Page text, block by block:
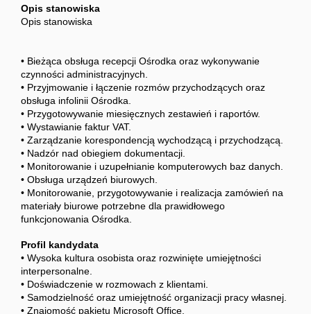
Opis stanowiska
Opis stanowiska
• Bieżąca obsługa recepcji Ośrodka oraz wykonywanie
czynności administracyjnych.
• Przyjmowanie i łączenie rozmów przychodzących oraz
obsługa infolinii Ośrodka.
• Przygotowywanie miesięcznych zestawień i raportów.
• Wystawianie faktur VAT.
• Zarządzanie korespondencją wychodzącą i przychodzącą.
• Nadzór nad obiegiem dokumentacji.
• Monitorowanie i uzupełnianie komputerowych baz danych.
• Obsługa urządzeń biurowych.
• Monitorowanie, przygotowywanie i realizacja zamówień na
materiały biurowe potrzebne dla prawidłowego
funkcjonowania Ośrodka.
Profil kandydata
• Wysoka kultura osobista oraz rozwinięte umiejętności
interpersonalne.
• Doświadczenie w rozmowach z klientami.
• Samodzielność oraz umiejętność organizacji pracy własnej.
• Znajomość pakietu Microsoft Office.